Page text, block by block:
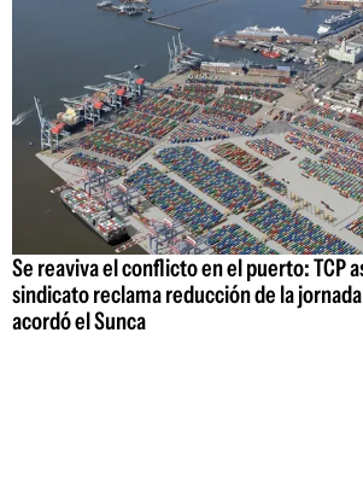
Se reaviva el conflicto en el puerto: TCP
sindicato reclama reducción de la
acordó el Sunca